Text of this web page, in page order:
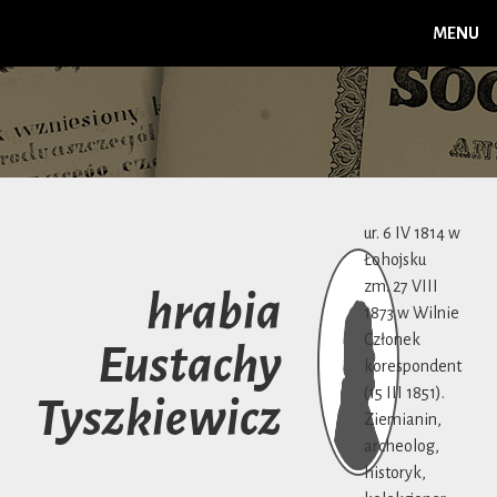
MENU
hrabia
Eustachy
Tyszkiewicz
ur. 6 IV 1814 w
Łohojsku
zm. 27 VIII
1873 w Wilnie
Członek
korespondent
(15 III 1851).
Ziemianin,
archeolog,
historyk,